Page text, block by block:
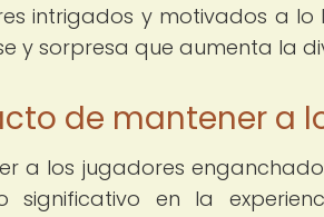
intrigados y motivados a
y sorpresa que aumenta la
de mantener a
a los jugadores
significativo en la